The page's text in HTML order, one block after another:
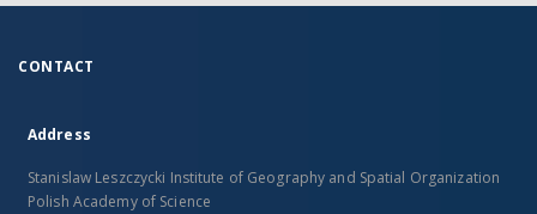
CONTACT
Address
Stanislaw Leszczycki Institute of Geography and Spatial Organization
Polish Academy of Science